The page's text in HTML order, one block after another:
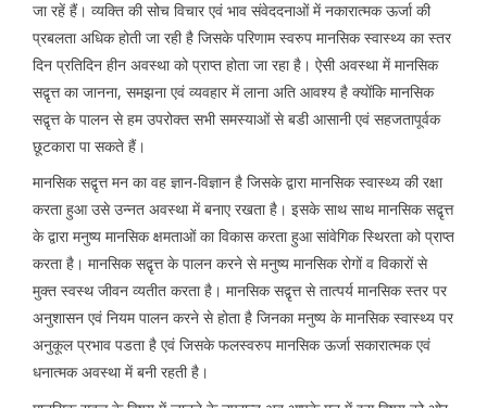
जा रहें हैं। व्यक्ति की सोच विचार एवं भाव संवेददनाओं में नकारात्मक ऊर्जा की
प्रबलता अधिक होती जा रही है जिसके परिणाम स्वरुप मानसिक स्वास्थ्य का स्तर
दिन प्रतिदिन हीन अवस्था को प्राप्त होता जा रहा है। ऐसी अवस्था में मानसिक
सद्वृत्त का जानना, समझना एवं व्यवहार में लाना अति आवश्य है क्योंकि मानसिक
सद्वृत्त के पालन से हम उपरोक्त सभी समस्याओं से बडी आसानी एवं सहजतापूर्वक
छूटकारा पा सकते हैं।
मानसिक सद्वृत्त मन का वह ज्ञान-विज्ञान है जिसके द्वारा मानसिक स्वास्थ्य की रक्षा
करता हुआ उसे उन्नत अवस्था में बनाए रखता है। इसके साथ साथ मानसिक सद्वृत्त
के द्वारा मनुष्य मानसिक क्षमताओं का विकास करता हुआ सांवेगिक स्थिरता को प्राप्त
करता है। मानसिक सद्वृत्त के पालन करने से मनुष्य मानसिक रोगों व विकारों से
मुक्त स्वस्थ जीवन व्यतीत करता है। मानसिक सद्वृत्त से तात्पर्य मानसिक स्तर पर
अनुशासन एवं नियम पालन करने से होता है जिनका मनुष्य के मानसिक स्वास्थ्य पर
अनुकूल प्रभाव पडता है एवं जिसके फलस्वरुप मानसिक ऊर्जा सकारात्मक एवं
धनात्मक अवस्था में बनी रहती है।